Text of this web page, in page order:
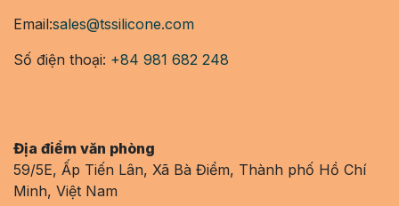
Email:sales@tssilicone.com
Số điện thoại: +84 981 682 248
Địa điểm văn phòng
59/5E, Ấp Tiến Lân, Xã Bà Điểm, Thành phố Hồ Chí
Minh, Việt Nam